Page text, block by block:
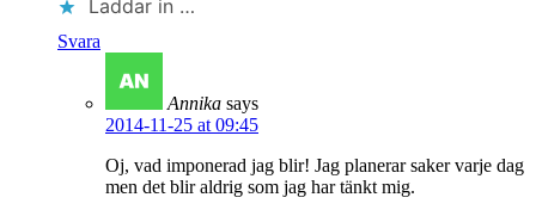
Laddar in …
Svara
Annika says
2014-11-25 at 09:45
Oj, vad imponerad jag blir! Jag planerar saker varje dag
men det blir aldrig som jag har tänkt mig.